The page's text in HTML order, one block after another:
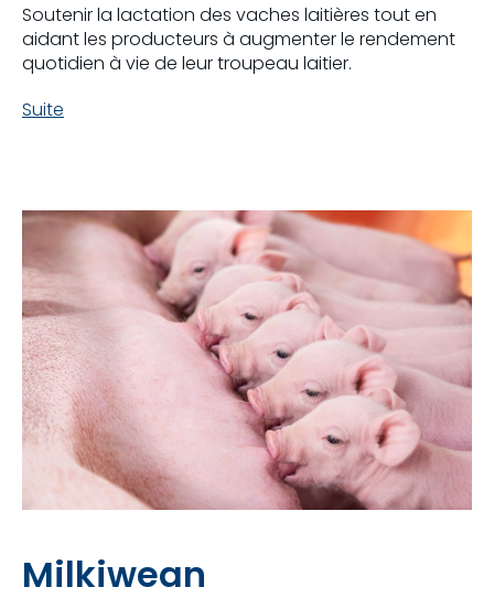
Soutenir la lactation des vaches laitières tout en
aidant les producteurs à augmenter le rendement
quotidien à vie de leur troupeau laitier.
Suite
Milkiwean